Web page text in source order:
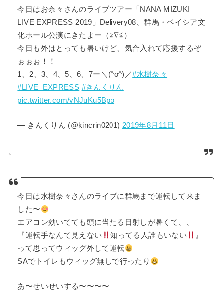
今日はお奈々さんのライブツアー「NANA MIZUKI
LIVE EXPRESS 2019」Delivery08、群馬・ベイシア文
化ホール公演にきたよー（≧∇≦）
今日も外はとっても暑いけど、気合入れて応援するぞ
ぉぉぉ！！
1、2、3、4、5、6、7ー＼(^o^)／#水樹奈々
#LIVE_EXPRESS #きんくりん
pic.twitter.com/vNJuKu5Bpo
— きんくりん (@kincrin0201) 2019年8月11日
今日は水樹奈々さんのライブに群馬まで運転して来ま
した〜
エアコン効いてても頭に当たる日射しが暑くて、、
『運転手なんて見えない
知ってる人誰もいない
』
って思ってウィッグ外して運転
SAでトイレもウィッグ無しで行ったり
あ〜せいせいする〜〜〜〜